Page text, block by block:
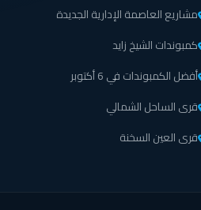
مشاريع العاصمة الإدارية الجديدة
كمبوندات الشيخ زايد
أفضل الكمبوندات في 6 أكتوبر
قرى الساحل الشمالي
قرى العين السخنة